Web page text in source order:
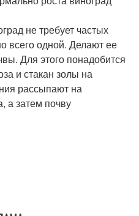
не требует частых
всего одной. Делают ее
Для этого понадобится
и стакан золы на
рассыпают на
а затем почву